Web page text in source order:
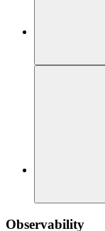
Observability